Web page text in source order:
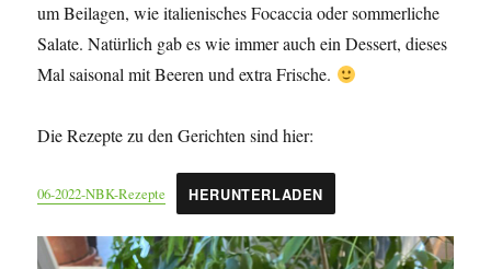
um Beilagen, wie italienisches Focaccia oder sommerliche
Salate. Natürlich gab es wie immer auch ein Dessert, dieses
Mal saisonal mit Beeren und extra Frische.
Die Rezepte zu den Gerichten sind hier:
06-2022-NBK-Rezepte HERUNTERLADEN